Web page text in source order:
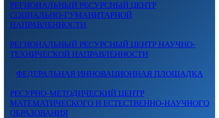
РЕГИОНАЛЬНЫЙ РЕСУРСНЫЙ ЦЕНТР
СОЦИАЛЬНО-ГУМАНИТАРНОЙ
НАПРАВЛЕННОСТИ
РЕГИОНАЛЬНЫЙ РЕСУРСНЫЙ ЦЕНТР НАУЧНО-
ТЕХНИЧЕСКОЙ НАПРАВЛЕННОСТИ
ФЕДЕРАЛЬНАЯ ИННОВАЦИОННАЯ ПЛОЩАДКА
РЕСУРНО-МЕТОДИЧЕСКИЙ ЦЕНТР
МАТЕМАТИЧЕСКОГО И ЕСТЕСТВЕННО-НАУЧНОГО
ОБРАЗОВАНИЯ